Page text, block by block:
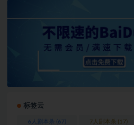
标签云
6人剧本杀 (67) 7人剧本杀 (17)